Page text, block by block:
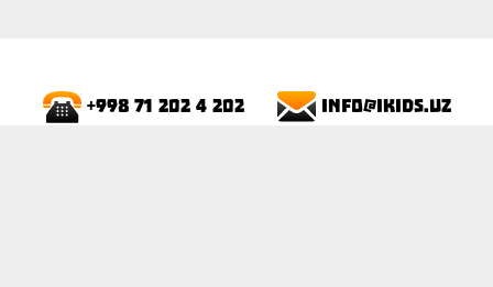
+998 71 202 4 202 info@ikids.uz